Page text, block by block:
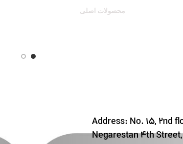
محصولات اصلی
Address: No. 15, 2nd
Negarestan 4th